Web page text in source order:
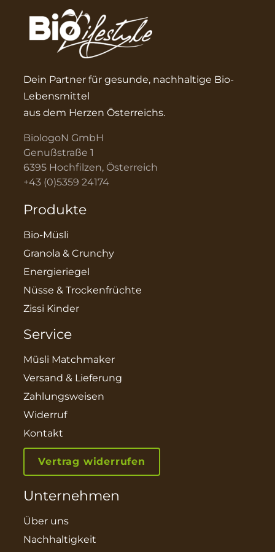
Dein Partner für gesunde, nachhaltige Bio-
Lebensmittel
aus dem Herzen Österreichs.
BiologoN GmbH
Genußstraße 1
6395 Hochfilzen, Österreich
+43 (0)5359 24174
Produkte
Bio-Müsli
Granola & Crunchy
Energieriegel
Nüsse & Trockenfrüchte
Zissi Kinder
Service
Müsli Matchmaker
Versand & Lieferung
Zahlungsweisen
Widerruf
Kontakt
Vertrag widerrufen
Unternehmen
Über uns
Nachhaltigkeit